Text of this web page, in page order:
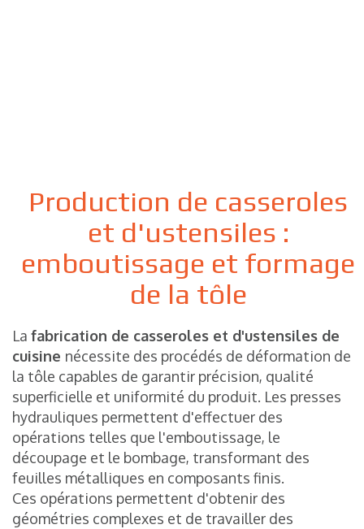
Production de casseroles
et d'ustensiles :
emboutissage et formage
de la tôle
La fabrication de casseroles et d'ustensiles de
cuisine nécessite des procédés de déformation de
la tôle capables de garantir précision, qualité
superficielle et uniformité du produit. Les presses
hydrauliques permettent d'effectuer des
opérations telles que l'emboutissage, le
découpage et le bombage, transformant des
feuilles métalliques en composants finis.
Ces opérations permettent d'obtenir des
géométries complexes et de travailler des